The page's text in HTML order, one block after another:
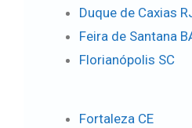
Duque de Caxias
Feira de Santana
Florianópolis SC
Fortaleza CE